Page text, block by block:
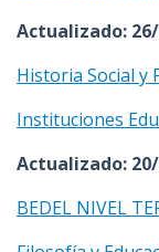
Actualizado:
Historia Social y
Instituciones
Actualizado:
BEDEL NIVEL